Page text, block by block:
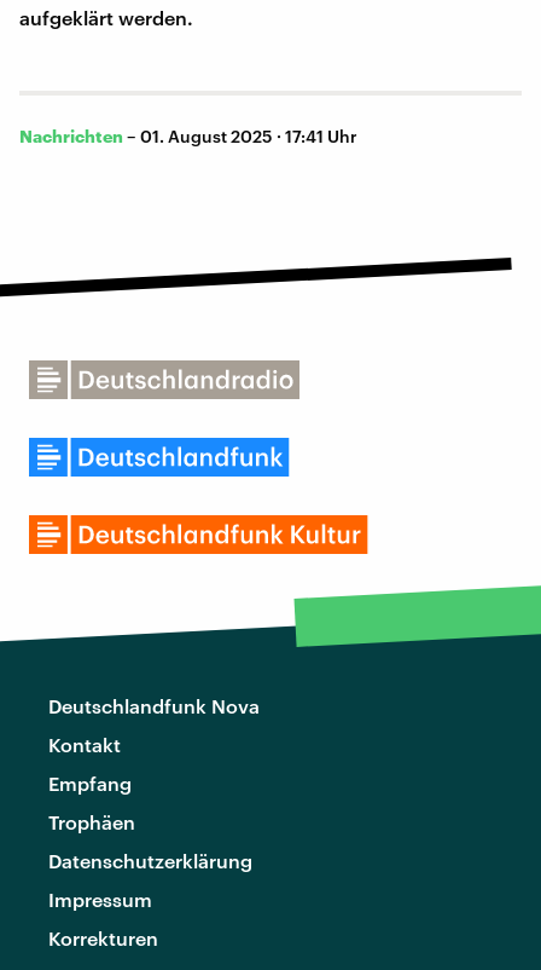
aufgeklärt werden.
Nachrichten – 01. August 2025 · 17:41 Uhr
Deutschlandfunk Nova
Kontakt
Empfang
Trophäen
Datenschutzerklärung
Impressum
Korrekturen